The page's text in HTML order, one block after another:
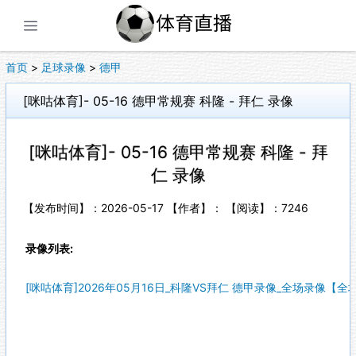
首页 > 足球录像 > 德甲
[咪咕体育]- 05-16 德甲常规赛 科隆 - 拜仁 录像
[咪咕体育]- 05-16 德甲常规赛 科隆 - 拜
仁 录像
【发布时间】：2026-05-17 【作者】： 【阅读】： 7246
录像列表:
[咪咕体育]2026年05月16日_科隆VS拜仁 德甲录像_全场录像【全